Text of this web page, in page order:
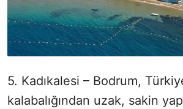
5. Kadıkalesi – Bodrum,
kalabalığından uzak, sakin